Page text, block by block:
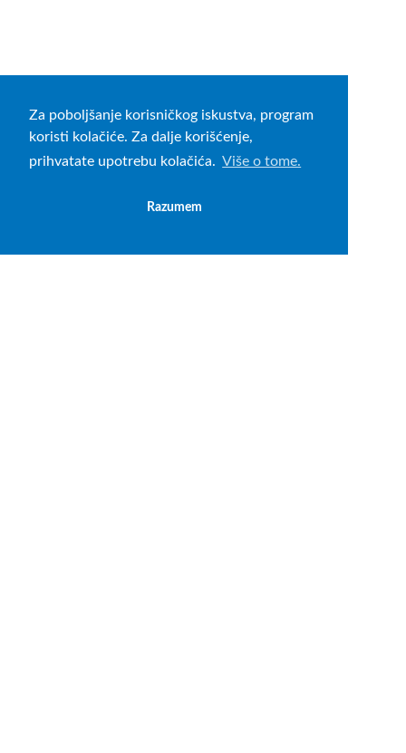
Za poboljšanje korisničkog iskustva, program
koristi kolačiće. Za dalje korišćenje,
prihvatate upotrebu kolačića. Više o tome.
Razumem